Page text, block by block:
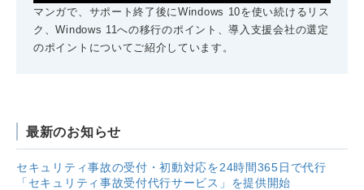
マンガで、サポート終了後にWindows 10を使い続けるリス
ク、Windows 11への移行のポイント、導入支援会社の選定
のポイントについてご紹介しています。
最新のお知らせ
セキュリティ事故の受付・初動対応を24時間365日で代行
「セキュリティ事故受付代行サービス」を提供開始